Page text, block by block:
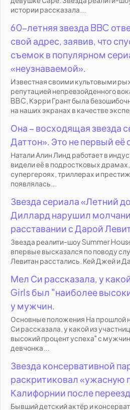
истории рассказала...
60-летняя звезда BBC
свой адрес, заявив, что
съемок в популярном
«неузнаваемой».
Известная своими культовыми
репутацией непревзойденного
BBC, Кэрри Грант была
на наших экранах в качестве
Она – восходящая звезда
Даттон». Это не первый её
Натали Алин Линд работает в
видели её в подростковых
супергероях, триллерах и
появлялась...
Звезда сериала «Летний
Диллард нарушил
расставании с Дарой
Звезда реалити-шоу Summer
впервые высказался по поводу
Левитан расстались. Кей Джей и
Мел Си рассказала, у
Girls был "наиболее
у мужчин.
Основные положения На прошлой
Си рассказала, у какой из
высокий процент успеха" с
девчонка...
Звезда консервативной
раскритиковал «ужасную
Калифорнии после
Бывший детский актёр и